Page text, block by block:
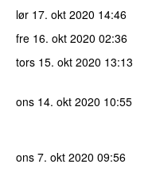
lør 17. okt 2020 14:46
fre 16. okt 2020 02:36
tors 15. okt 2020 13:13
ons 14. okt 2020 10:55
ons 7. okt 2020 09:56